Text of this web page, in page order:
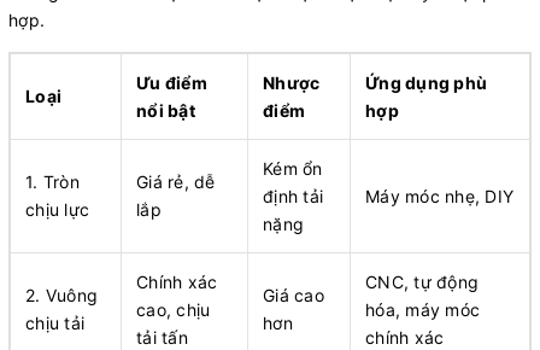
hợp.
Loại
Ưu điểm
nổi bật
Nhược
điểm
Ứng dụng phù
hợp
1. Tròn
chịu lực
Giá rẻ, dễ
lắp
Kém ổn
định tải
nặng
Máy móc nhẹ, DIY​
2. Vuông
chịu tải
Chính xác
cao, chịu
tải tấn
Giá cao
hơn
CNC, tự động
hóa, máy móc
chính xác​